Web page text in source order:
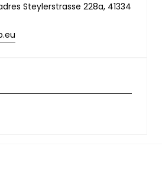
Steylerstrasse 228a, 41334